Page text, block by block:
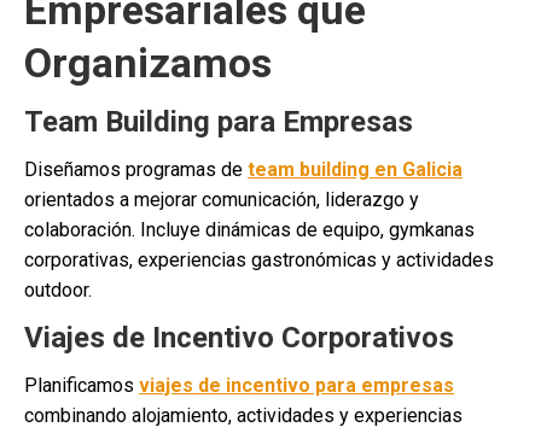
Empresariales que
Organizamos
Team Building para Empresas
Diseñamos programas de team building en Galicia
orientados a mejorar comunicación, liderazgo y
colaboración. Incluye dinámicas de equipo, gymkanas
corporativas, experiencias gastronómicas y actividades
outdoor.
Viajes de Incentivo Corporativos
Planificamos viajes de incentivo para empresas
combinando alojamiento, actividades y experiencias